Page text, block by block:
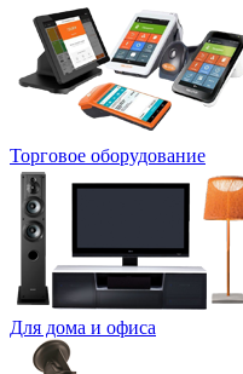
Торговое оборудование
Для дома и офиса